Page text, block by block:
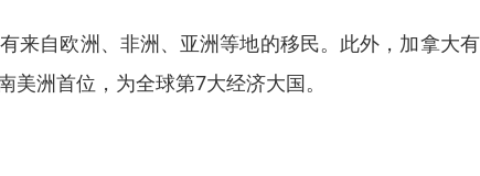
来自欧洲、非洲、亚洲等地的移民。此外，加拿大
洲首位，为全球第7大经济大国。